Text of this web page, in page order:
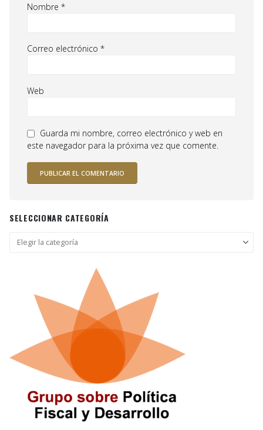
Nombre *
Correo electrónico *
Web
Guarda mi nombre, correo electrónico y web en
este navegador para la próxima vez que comente.
SELECCIONAR CATEGORÍA
Seleccionar
categoría